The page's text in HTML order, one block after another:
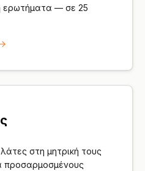
ερωτήματα — σε 25
στη μητρική τους
προσαρμοσμένους